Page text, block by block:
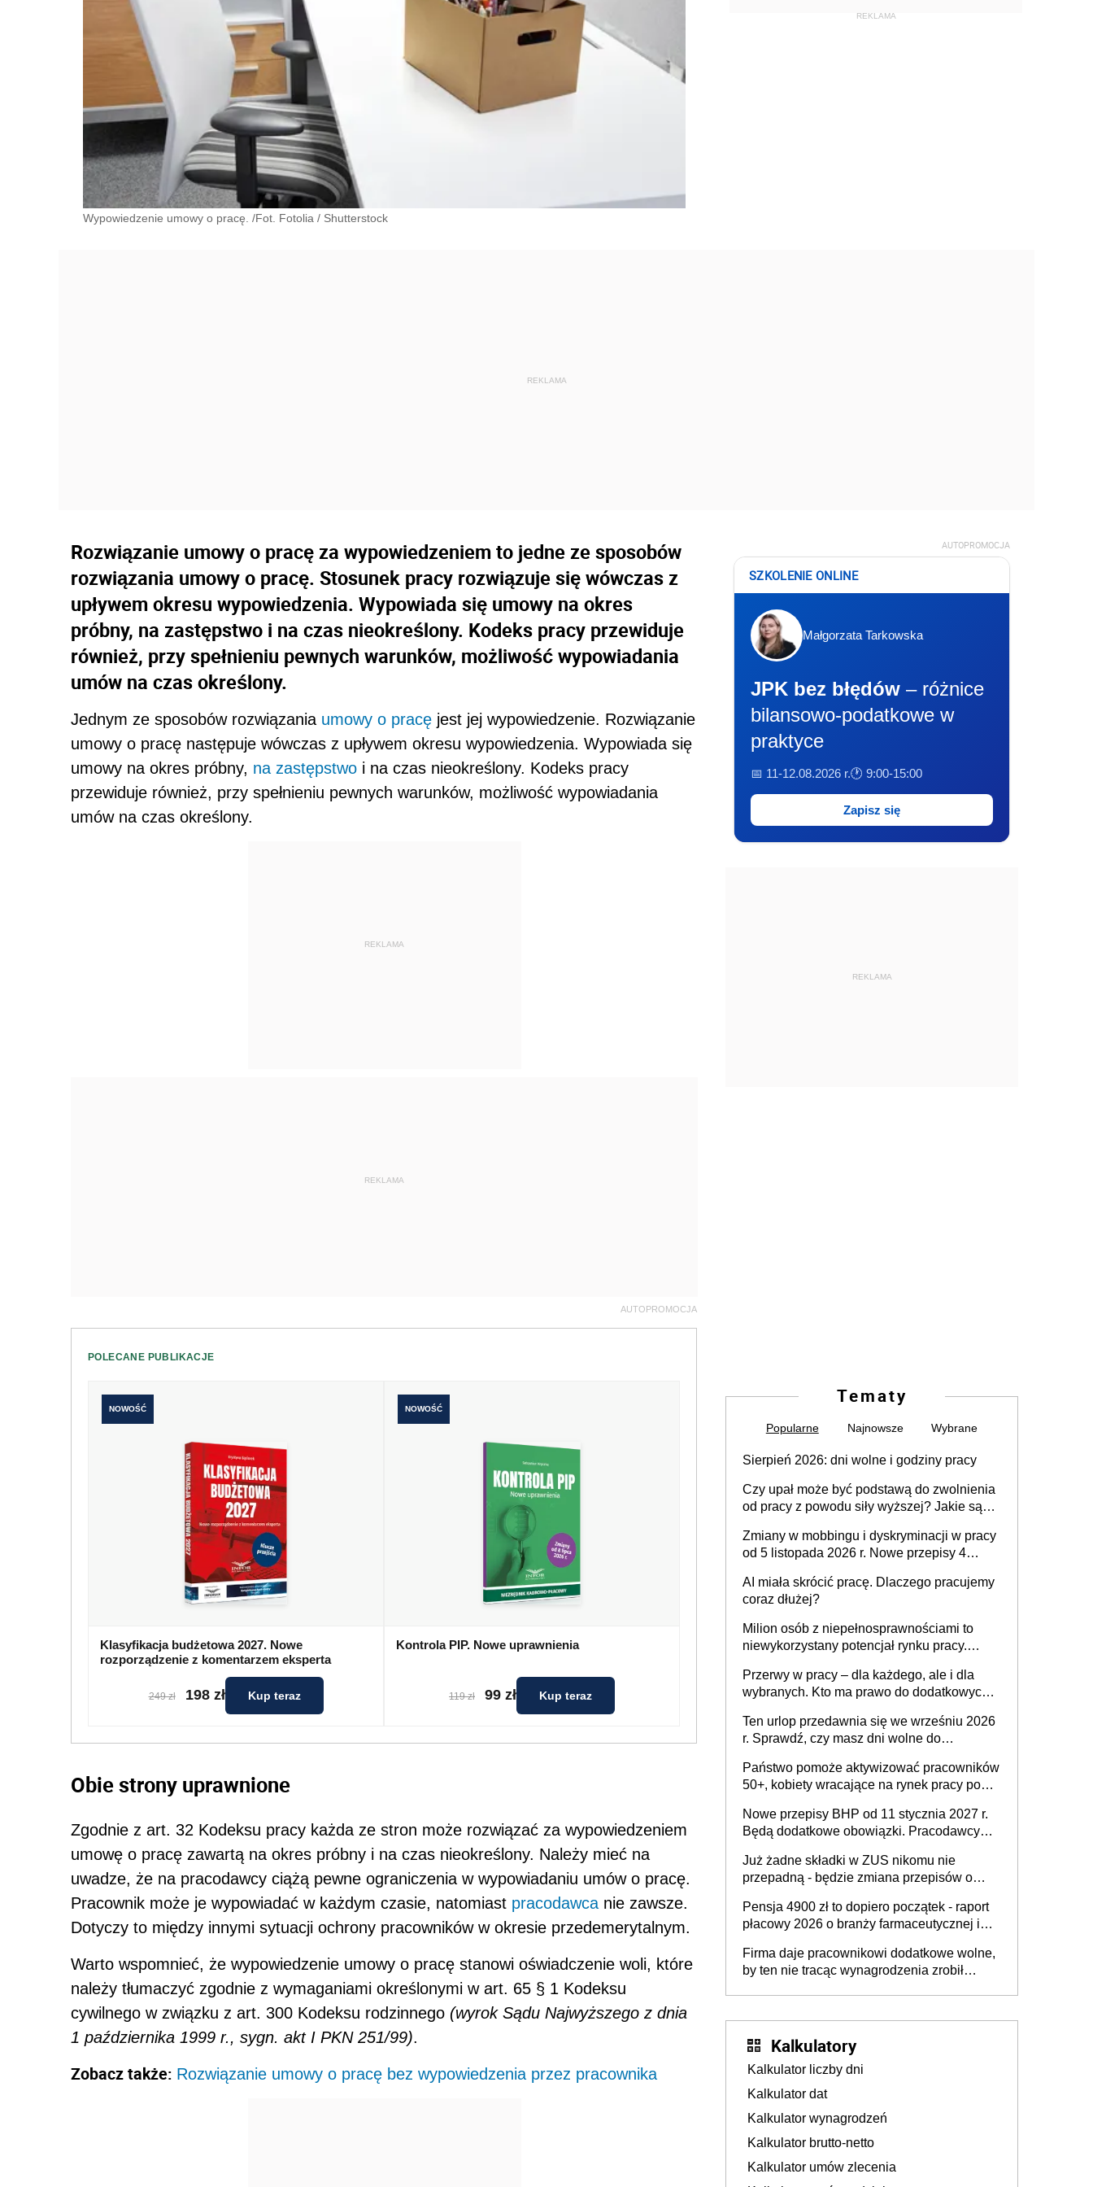
Wypowiedzenie umowy o pracę. /Fot. Fotolia / Shutterstock
Rozwiązanie umowy o pracę za wypowiedzeniem to jedne ze sposobów
rozwiązania umowy o pracę. Stosunek pracy rozwiązuje się wówczas z
upływem okresu wypowiedzenia. Wypowiada się umowy na okres
próbny, na zastępstwo i na czas nieokreślony. Kodeks pracy przewiduje
również, przy spełnieniu pewnych warunków, możliwość wypowiadania
umów na czas określony.
Jednym ze sposobów rozwiązania umowy o pracę jest jej wypowiedzenie. Rozwiązanie
umowy o pracę następuje wówczas z upływem okresu wypowiedzenia. Wypowiada się
umowy na okres próbny, na zastępstwo i na czas nieokreślony. Kodeks pracy
przewiduje również, przy spełnieniu pewnych warunków, możliwość wypowiadania
umów na czas określony.
REKLAMA
REKLAMA
AUTOPROMOCJA
POLECANE PUBLIKACJE
NOWOŚĆ
Klasyfikacja budżetowa 2027. Nowe
rozporządzenie z komentarzem eksperta
249 zł 198 zł Kup teraz
NOWOŚĆ
Kontrola PIP. Nowe uprawnienia
119 zł 99 zł Kup teraz
Obie strony uprawnione
Zgodnie z art. 32 Kodeksu pracy każda ze stron może rozwiązać za wypowiedzeniem
umowę o pracę zawartą na okres próbny i na czas nieokreślony. Należy mieć na
uwadze, że na pracodawcy ciążą pewne ograniczenia w wypowiadaniu umów o pracę.
Pracownik może je wypowiadać w każdym czasie, natomiast pracodawca nie zawsze.
Dotyczy to między innymi sytuacji ochrony pracowników w okresie przedemerytalnym.
Warto wspomnieć, że wypowiedzenie umowy o pracę stanowi oświadczenie woli, które
należy tłumaczyć zgodnie z wymaganiami określonymi w art. 65 § 1 Kodeksu
cywilnego w związku z art. 300 Kodeksu rodzinnego (wyrok Sądu Najwyższego z dnia
1 października 1999 r., sygn. akt I PKN 251/99).
Zobacz także: Rozwiązanie umowy o pracę bez wypowiedzenia przez pracownika
AUTOPROMOCJA
SZKOLENIE ONLINE
Małgorzata Tarkowska
JPK bez błędów – różnice
bilansowo-podatkowe w
praktyce
📅 11-12.08.2026 r.🕐 9:00-15:00
Zapisz się
REKLAMA
Tematy
Popularne Najnowsze Wybrane
Sierpień 2026: dni wolne i godziny pracy
Czy upał może być podstawą do zwolnienia
od pracy z powodu siły wyższej? Jakie są
Zmiany w mobbingu i dyskryminacji w pracy
od 5 listopada 2026 r. Nowe przepisy 4
Ustaw
AI miała skrócić pracę. Dlaczego pracujemy
coraz dłużej?
Milion osób z niepełnosprawnościami to
niewykorzystany potencjał rynku pracy.
dofinansowań czy refundacji, ale bariery po
stronie systemu i świadomości
pracodawców [WYWIAD]
Przerwy w pracy – dla każdego, ale i dla
wybranych. Kto ma prawo do dodatkowych
Ten urlop przedawnia się we wrześniu 2026
r. Sprawdź, czy masz dni wolne do
Państwo pomoże aktywizować pracowników
50+, kobiety wracające na rynek pracy po
osoby neuroatypowe. Powstanie Fundusz
na rzecz Inkluzywności w Zatrudnianiu?
Nowe przepisy BHP od 11 stycznia 2027 r.
Będą dodatkowe obowiązki. Pracodawcy
Już żadne składki w ZUS nikomu nie
przepadną - będzie zmiana przepisów o
ubezpieczeniom społecznym
Pensja 4900 zł to dopiero początek - raport
płacowy 2026 o branży farmaceutycznej i
Firma daje pracownikowi dodatkowe wolne,
by ten nie tracąc wynagrodzenia zrobił
Kalkulatory
Kalkulator liczby dni
Kalkulator dat
Kalkulator wynagrodzeń
Kalkulator brutto-netto
Kalkulator umów zlecenia